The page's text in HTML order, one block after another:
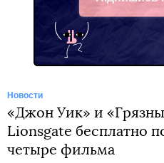
Telegram
Новости
«Джон Уик» и
Lionsgate бесплатно
четыре фильма